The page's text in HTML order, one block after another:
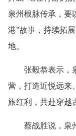
泉州根脉传承，要
港”故事，持续拓
地。
张毅恭表示，泉
营，打造近悦远来
旅红利，共赴穿越
蔡战胜说，泉州